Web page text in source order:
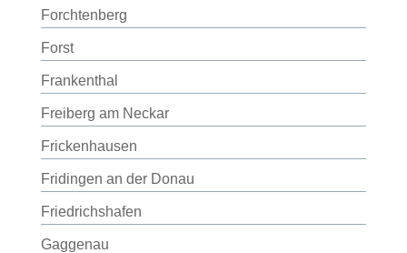
Forchtenberg
Forst
Frankenthal
Freiberg am Neckar
Frickenhausen
Fridingen an der Donau
Friedrichshafen
Gaggenau